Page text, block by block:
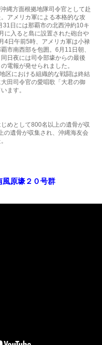
縄方面根拠地隊司令官として赴
アメリカ軍による本格的な攻
日には那覇市の北西沖約10キ
に入ると島に設置された砲台や
4日午前5時、アメリカ軍は小禄
市南西部を包囲。6月11日朝、
日夜には司令部壕からの最後
電報が発せられました。
区における組織的な戦闘は終結
田司令官の愛唱歌「大君の御
ます。
めとして800名以上の遺骨が収
の遺骨が収集され、沖縄海友会
原壕２０号群